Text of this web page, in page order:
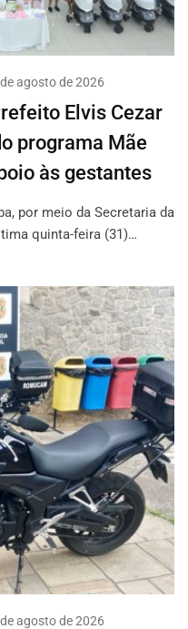
agosto de 2026
Elvis Cezar
programa Mãe
às gestantes
por meio da Secretaria da
quinta-feira (31)…
agosto de 2026